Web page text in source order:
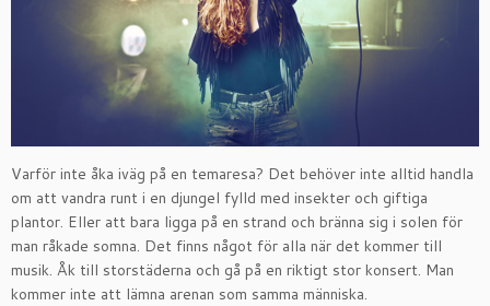
Varför inte åka iväg på en temaresa? Det behöver inte alltid handla
om att vandra runt i en djungel fylld med insekter och giftiga
plantor. Eller att bara ligga på en strand och bränna sig i solen för
man råkade somna. Det finns något för alla när det kommer till
musik. Åk till storstäderna och gå på en riktigt stor konsert. Man
kommer inte att lämna arenan som samma människa.